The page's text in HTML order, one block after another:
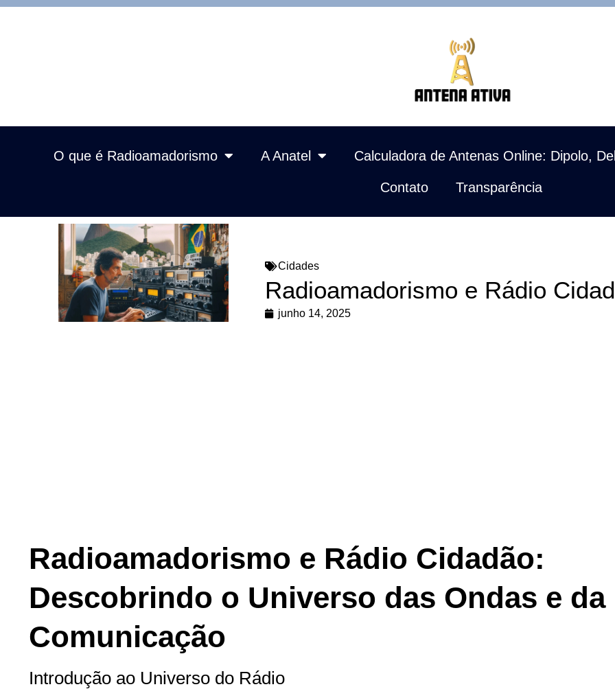
O que é Radioamadorismo A Anatel Calculadora de Antenas Online: Dipolo,
Contato Transparência
Cidades
Radioamadorismo e Rádio
junho 14, 2025
Radioamadorismo e Rádio Cidadão:
Descobrindo o Universo das Ondas e da
Comunicação
Introdução ao Universo do Rádio